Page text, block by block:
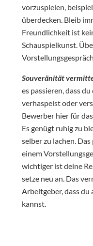
vorzuspielen,
überdecken. Bleib
Freundlichkeit ist
Schauspielkunst.
Souveränität
es passieren, dass
verhaspelst oder
Bewerber hier für
Es genügt ruhig zu
selber zu lachen.
einem
wichtiger ist deine
setze neu an. Das
Arbeitgeber, dass
kannst.